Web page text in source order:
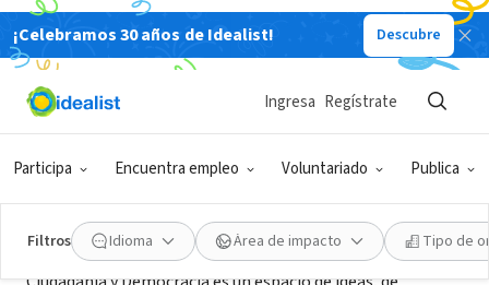
¡Celebramos 30 años de Idealist! Descubre
Participa Encuentra empleo Voluntariado Publica
Ingresa Regístrate
Filtros Idioma Área de impacto Tipo de
ORGANIZACIÓN SIN FIN DE LUCRO
Ciudadania & Democracia
Acerca de